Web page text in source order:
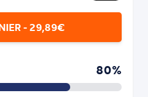
- 29,89€
80%